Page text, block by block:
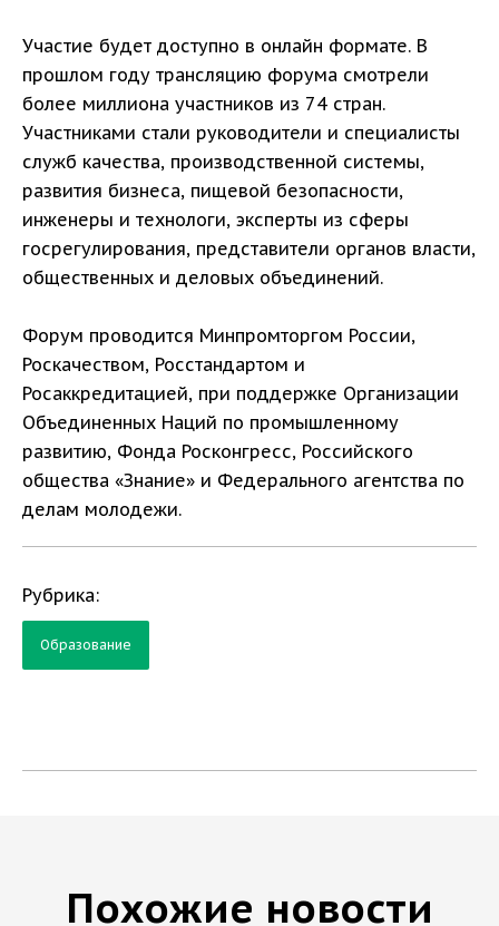
Участие будет доступно в онлайн формате. В
прошлом году трансляцию форума смотрели
более миллиона участников из 74 стран.
Участниками стали руководители и специалисты
служб качества, производственной системы,
развития бизнеса, пищевой безопасности,
инженеры и технологи, эксперты из сферы
госрегулирования, представители органов власти,
общественных и деловых объединений.
Форум проводится Минпромторгом России,
Роскачеством, Росстандартом и
Росаккредитацией, при поддержке Организации
Объединенных Наций по промышленному
развитию, Фонда Росконгресс, Российского
общества «Знание» и Федерального агентства по
делам молодежи.
Рубрика:
Образование
Похожие новости